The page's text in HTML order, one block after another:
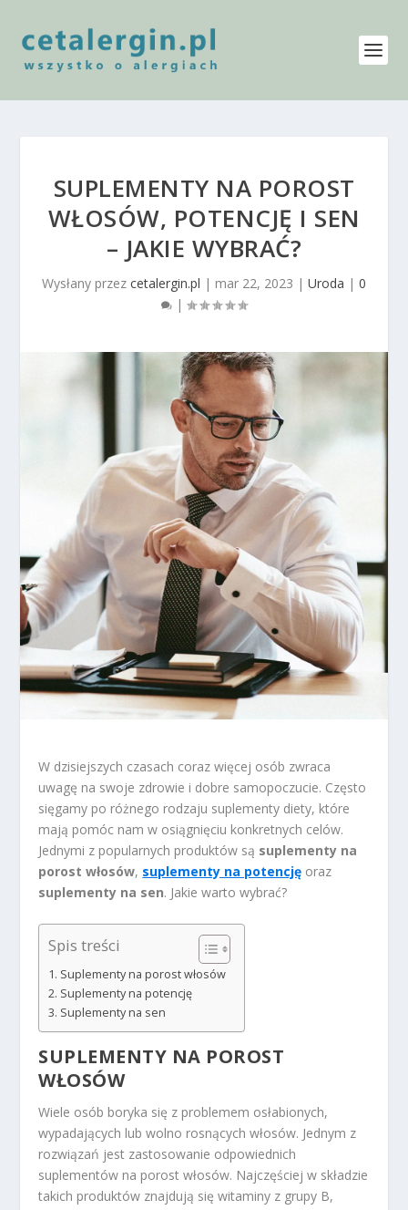
SUPLEMENTY NA POROST
WŁOSÓW, POTENCJĘ I SEN
– JAKIE WYBRAĆ?
Wysłany przez cetalergin.pl | mar 22, 2023 | Uroda | 0
|
W dzisiejszych czasach coraz więcej osób zwraca
uwagę na swoje zdrowie i dobre samopoczucie. Często
sięgamy po różnego rodzaju suplementy diety, które
mają pomóc nam w osiągnięciu konkretnych celów.
Jednymi z popularnych produktów są suplementy na
porost włosów, suplementy na potencję oraz
suplementy na sen. Jakie warto wybrać?
Spis treści
Suplementy na porost włosów
Suplementy na potencję
Suplementy na sen
SUPLEMENTY NA POROST
WŁOSÓW
Wiele osób boryka się z problemem osłabionych,
wypadających lub wolno rosnących włosów. Jednym z
rozwiązań jest zastosowanie odpowiednich
suplementów na porost włosów. Najczęściej w składzie
takich produktów znajdują się witaminy z grupy B,